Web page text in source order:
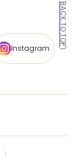
BACK TO TOP
Instagram